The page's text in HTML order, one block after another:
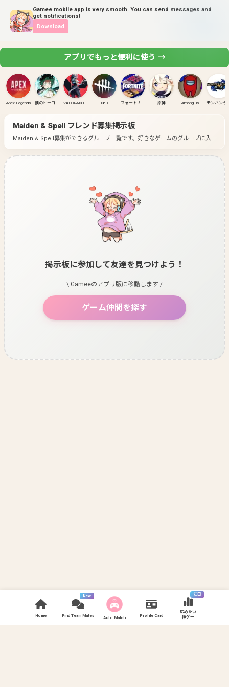
Gamee mobile app is very smooth. You can send messages and
get notifications!
Download
Home
New
Find Team Mates Auto Match Profile Card
注目
広めたい
神ゲー
アプリでもっと便利に使う →
Apex Legends 僕のヒーローアカデミア ULTRA RUMBLE VALORANT(PC) DbD フォートナイト 原神 Among Us
Maiden & Spellフレンド募集掲示板
Maiden & Spell募集ができるグループ一覧です。 好きなゲームのグループに入
掲示板に参加して友達を見つけよう！
\ Gameeのアプリ版に移動します /
ゲーム仲間を探す